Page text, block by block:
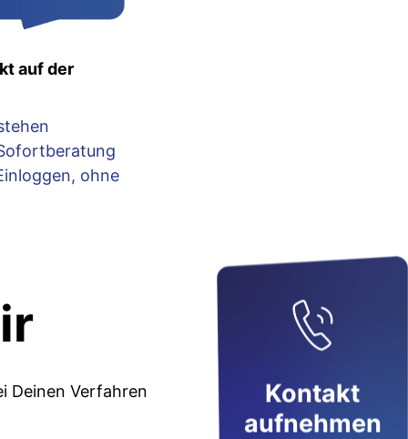
Kontakt
aufnehmen
auf der
ohne
Deinen Verfahren